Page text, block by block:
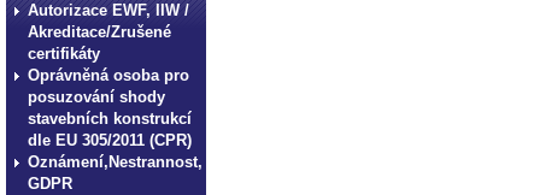
Autorizace EWF, IIW /
Akreditace/Zrušené
certifikáty
Oprávněná osoba pro
posuzování shody
stavebních konstrukcí
dle EU 305/2011 (CPR)
Oznámení,Nestrannost,
GDPR